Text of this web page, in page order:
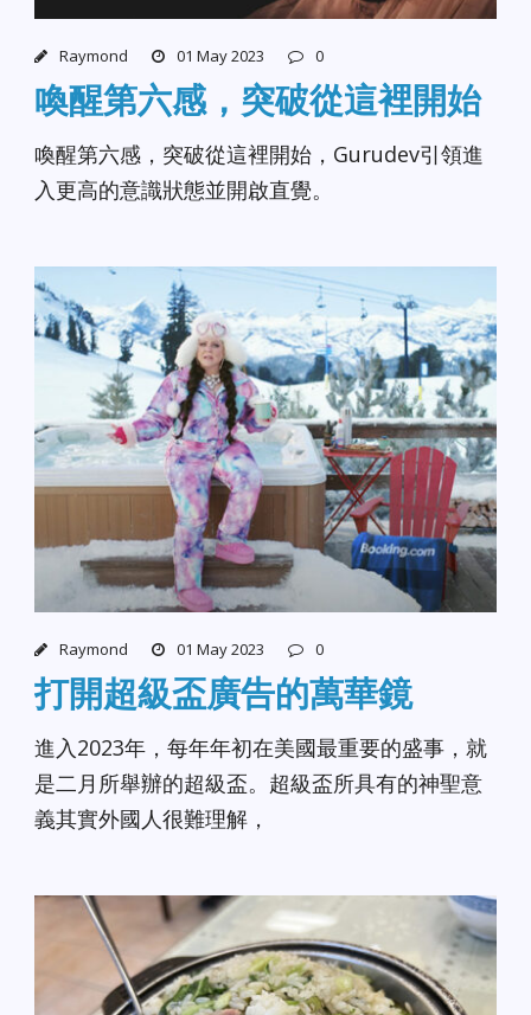
Raymond 01 May 2023 0
喚醒第六感，突破從這裡開始
喚醒第六感，突破從這裡開始，Gurudev引領進
入更高的意識狀態並開啟直覺。
Raymond 01 May 2023 0
打開超級盃廣告的萬華鏡
進入2023年，每年年初在美國最重要的盛事，就
是二月所舉辦的超級盃。超級盃所具有的神聖意
義其實外國人很難理解，